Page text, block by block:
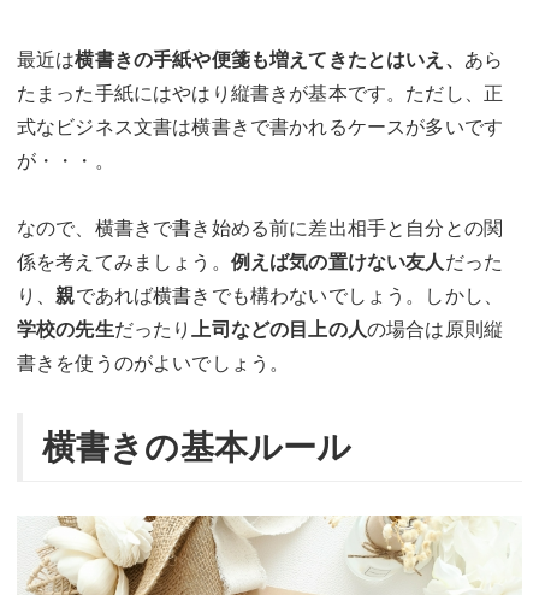
最近は横書きの手紙や便箋も増えてきたとはいえ、 あら
たまった手紙にはやはり縦書きが基本です。ただし、正
式なビジネス文書は横書きで書かれるケースが多いです
が・・・。
なので、横書きで書き始める前に差出相手と自分との関
係を考えてみましょう。 例えば気の置けない友人だった
り、親であれば横書きでも構わないでしょう。しかし、
学校の先生だったり上司などの目上の人の場合は原則縦
書きを使うのがよいでしょう。
横書きの基本ルール